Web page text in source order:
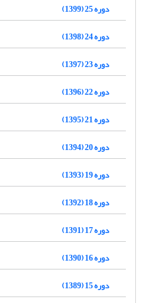
دوره 25 (1399)
دوره 24 (1398)
دوره 23 (1397)
دوره 22 (1396)
دوره 21 (1395)
دوره 20 (1394)
دوره 19 (1393)
دوره 18 (1392)
دوره 17 (1391)
دوره 16 (1390)
دوره 15 (1389)